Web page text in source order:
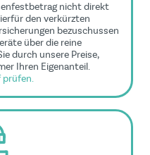
nicht direkt
den verkürzten
bezuschussen
über die reine
durch unsere Preise,
Ihren Eigenanteil.
prüfen.